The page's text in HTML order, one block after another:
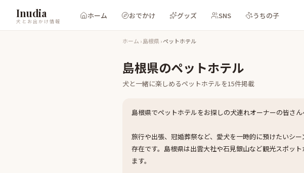
Inudia
犬とお出かけ情報
ホーム おでかけ グッズ SNS うちの子
ホーム ›島根県›ペットホテル
島根県のペットホテル
犬と一緒に楽しめるペットホテルを15件掲載
島根県でペットホテルをお探しの犬連れオーナーの皆さ
旅行や出張、冠婚葬祭など、愛犬を一時的に預けたいシ
存在です。島根県は出雲大社や石見銀山など観光スポッ
ます。